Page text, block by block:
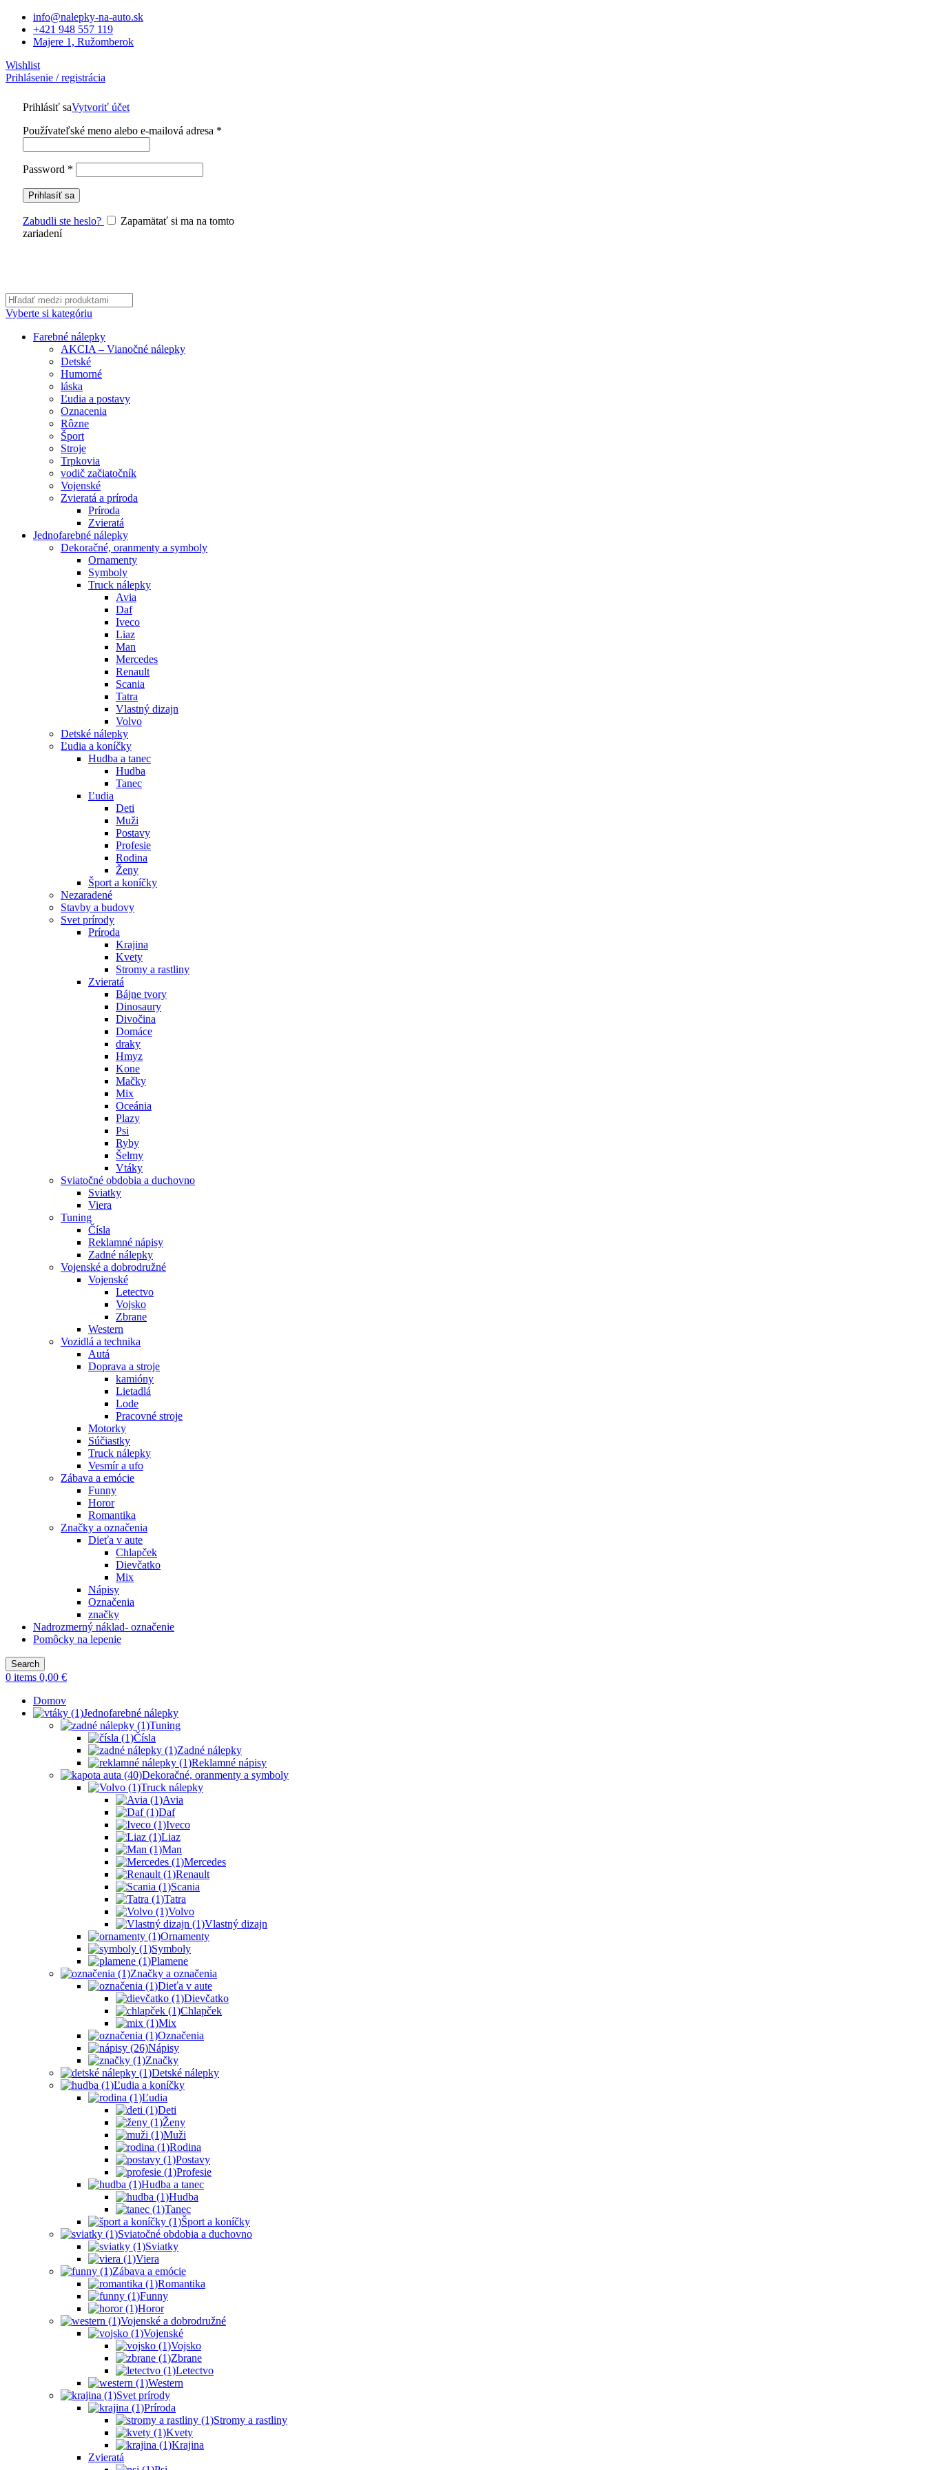
info@nalepky-na-auto.sk
+421 948 557 119
Majere 1, Ružomberok
Wishlist
Prihlásenie / registrácia
Prihlásiť saVytvoriť účet
Používateľské meno alebo e-mailová adresa *
Password *
Prihlasíť sa
Zabudli ste heslo?
Zapamätať si ma na tomto
zariadení
Vyberte si kategóriu
Farebné nálepky
AKCIA – Vianočné nálepky
Detské
Humorné
láska
Ľudia a postavy
Oznacenia
Rôzne
Šport
Stroje
Trpkovia
vodič začiatočník
Vojenské
Zvieratá a príroda
Príroda
Zvieratá
Jednofarebné nálepky
Dekoračné, oranmenty a symboly
Ornamenty
Symboly
Truck nálepky
Avia
Daf
Iveco
Liaz
Man
Mercedes
Renault
Scania
Tatra
Vlastný dizajn
Volvo
Detské nálepky
Ľudia a koníčky
Hudba a tanec
Hudba
Tanec
Ľudia
Deti
Muži
Postavy
Profesie
Rodina
Ženy
Šport a koníčky
Nezaradené
Stavby a budovy
Svet prírody
Príroda
Krajina
Kvety
Stromy a rastliny
Zvieratá
Bájne tvory
Dinosaury
Divočina
Domáce
draky
Hmyz
Kone
Mačky
Mix
Oceánia
Plazy
Psi
Ryby
Šelmy
Vtáky
Sviatočné obdobia a duchovno
Sviatky
Viera
Tuning
Čísla
Reklamné nápisy
Zadné nálepky
Vojenské a dobrodružné
Vojenské
Letectvo
Vojsko
Zbrane
Western
Vozidlá a technika
Autá
Doprava a stroje
kamióny
Lietadlá
Lode
Pracovné stroje
Motorky
Súčiastky
Truck nálepky
Vesmír a ufo
Zábava a emócie
Funny
Horor
Romantika
Značky a označenia
Dieťa v aute
Chlapček
Dievčatko
Mix
Nápisy
Označenia
značky
Nadrozmerný náklad- označenie
Pomôcky na lepenie
Search
0 items 0,00 €
Domov
Jednofarebné nálepky
Tuning
Čísla
Zadné nálepky
Reklamné nápisy
Dekoračné, oranmenty a symboly
Truck nálepky
Avia
Daf
Iveco
Liaz
Man
Mercedes
Renault
Scania
Tatra
Volvo
Vlastný dizajn
Ornamenty
Symboly
Plamene
Značky a označenia
Dieťa v aute
Dievčatko
Chlapček
Mix
Označenia
Nápisy
Značky
Detské nálepky
Ľudia a koníčky
Ľudia
Deti
Ženy
Muži
Rodina
Postavy
Profesie
Hudba a tanec
Hudba
Tanec
Šport a koníčky
Sviatočné obdobia a duchovno
Sviatky
Viera
Zábava a emócie
Romantika
Funny
Horor
Vojenské a dobrodružné
Vojenské
Vojsko
Zbrane
Letectvo
Western
Svet prírody
Príroda
Stromy a rastliny
Kvety
Krajina
Zvieratá